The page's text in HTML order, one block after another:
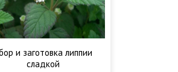
и заготовка липпии
сладкой